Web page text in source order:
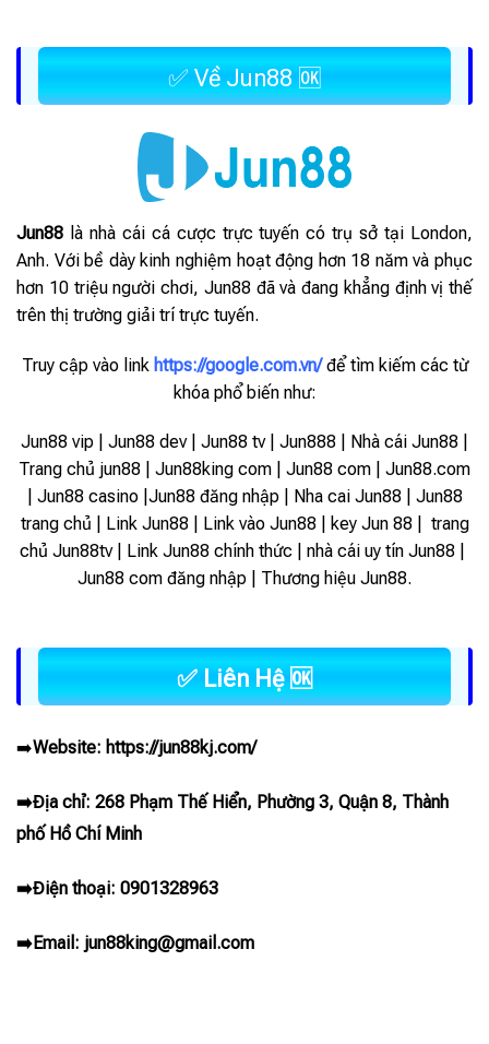
✅ Về Jun88 🆗
Jun88 là nhà cái cá cược trực tuyến có trụ sở tại London,
Anh. Với bề dày kinh nghiệm hoạt động hơn 18 năm và phục
hơn 10 triệu người chơi, Jun88 đã và đang khẳng định vị thế
trên thị trường giải trí trực tuyến.
Truy cập vào link https://google.com.vn/ để tìm kiếm các từ
khóa phổ biến như:
Jun88 vip | Jun88 dev | Jun88 tv | Jun888 | Nhà cái Jun88 |
Trang chủ jun88 | Jun88king com | Jun88 com | Jun88.com
| Jun88 casino |Jun88 đăng nhập | Nha cai Jun88 | Jun88
trang chủ | Link Jun88 | Link vào Jun88 |
key Jun 88 | trang
chủ Jun88tv | Link Jun88 chính thức | nhà cái uy tín Jun88 |
Jun88 com đăng nhập | Thương hiệu Jun88.
✅ Liên Hệ 🆗
➡️Website: https://jun88kj.com/
➡️Địa chỉ: 268 Phạm Thế Hiển, Phường 3, Quận 8, Thành
phố Hồ Chí Minh
➡️Điện thoại: 0901328963
➡️Email: jun88king@gmail.com